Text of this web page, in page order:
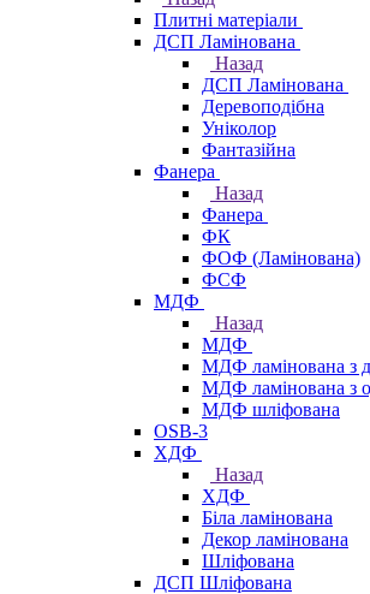
Плитні матеріали
ДСП Ламінована
Назад
ДСП Ламінована
Деревоподібна
Уніколор
Фантазійна
Фанера
Назад
Фанера
ФК
ФОФ (Ламінована)
ФСФ
МДФ
Назад
МДФ
МДФ ламінована з
МДФ ламінована з
МДФ шліфована
OSB-3
ХДФ
Назад
ХДФ
Біла ламінована
Декор ламінована
Шліфована
ДСП Шліфована